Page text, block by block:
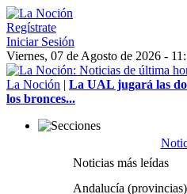
Regístrate
Iniciar Sesión
Viernes, 07 de Agosto de 2026 -
La Noción | La UAL jugará las
los bronces...
Noticias más leídas
Andalucía (provincias)